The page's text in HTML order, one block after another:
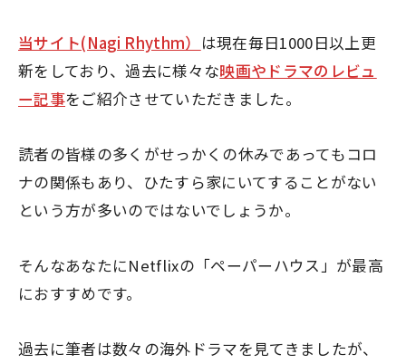
当サイト(Nagi Rhythm） は現在毎日1000日以上更
新をしており、過去に様々な映画やドラマのレビュ
ー記事をご紹介させていただきました。
読者の皆様の多くがせっかくの休みであってもコロ
ナの関係もあり、ひたすら家にいてすることがない
という方が多いのではないでしょうか。
そんなあなたにNetflixの 「ペーパーハウス」 が最高
におすすめです。
過去に筆者は数々の海外ドラマを見てきましたが、